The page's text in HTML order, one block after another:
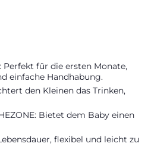
Perfekt für die ersten Monate,
einfache Handhabung.
den Kleinen das Trinken,
Bietet dem Baby einen
flexibel und leicht zu